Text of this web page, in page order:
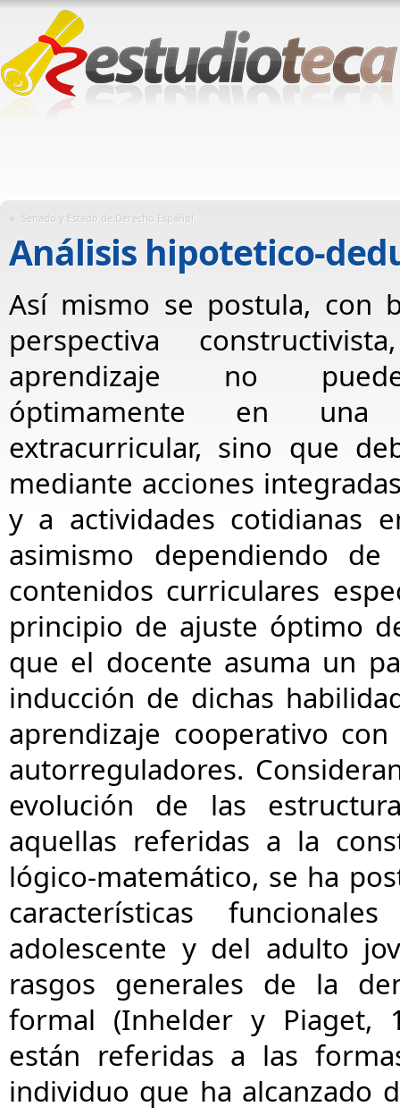
« Senado y Estado de Derecho Español
Análisis hipotetico-
Así mismo se postula, con
perspectiva
aprendizaje no
óptimamente en una
extracurricular, sino que
mediante acciones
y a actividades cotidianas
asimismo dependiendo
contenidos curriculares
principio de ajuste óptimo
que el docente asuma un
inducción de dichas
aprendizaje cooperativo
autorreguladores.
evolución de las
aquellas referidas a la
lógico-matemático, se ha
características
adolescente y del adulto
rasgos generales de la
formal (Inhelder y Piaget,
están referidas a las
individuo que ha alcanzado